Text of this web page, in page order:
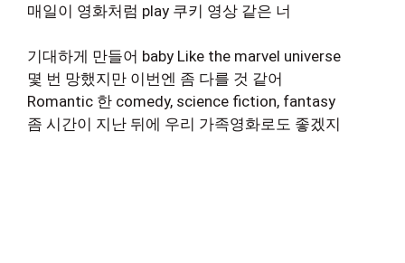
매일이 영화처럼 play 쿠키 영상 같은 너
기대하게 만들어 baby Like the marvel universe
몇 번 망했지만 이번엔 좀 다를 것 같어
Romantic 한 comedy, science fiction, fantasy
좀 시간이 지난 뒤에 우리 가족영화로도 좋겠지